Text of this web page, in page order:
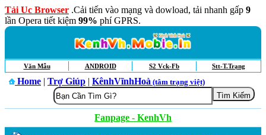
Tải Uc Browser .Cải tiến vào mạng và dowload, tải nhanh gấp 9
lần Opera tiết kiệm 99% phí GPRS.
Văn Mẫu ANDROID S2 Vck-Fb Stt-T.Trạng
Home | Trợ Giúp | KênhVĩnhHoà (tâm trạng việt)
Fanpage - KenhVh